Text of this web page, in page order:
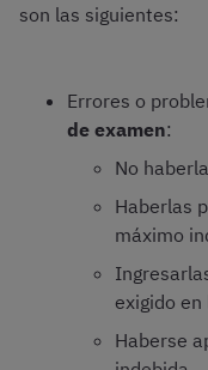
son las siguientes:
Errores o
de examen:
No
Haberlas
máximo
exigido en
Haberse